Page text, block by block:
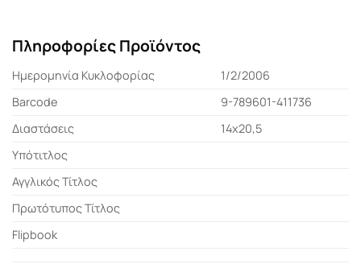
Πληροφορίες Προϊόντος
Ημερομηνία Κυκλοφορίας
1/2/2006
Barcode
9-789601-411736
Διαστάσεις
14x20,5
Υπότιτλος
Αγγλικός Τίτλος
Πρωτότυπος Τίτλος
Flipbook